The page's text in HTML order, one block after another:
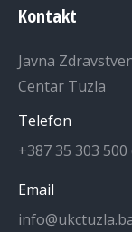
Kontakt
Javna
Centar Tuzla
Telefon
+387 35 303
Email